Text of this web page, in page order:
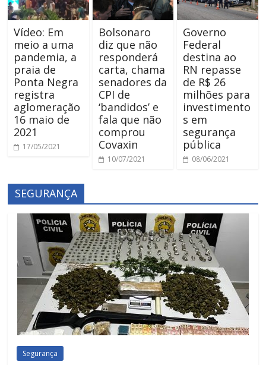
Vídeo: Em
meio a uma
pandemia, a
praia de
Ponta Negra
registra
aglomeração
16 maio de
2021
17/05/2021
Bolsonaro
diz que não
responderá
carta, chama
senadores da
CPI de
‘bandidos’ e
fala que não
comprou
Covaxin
10/07/2021
Governo
Federal
destina ao
RN repasse
de R$ 26
milhões para
investimento
s em
segurança
pública
08/06/2021
SEGURANÇA
Segurança